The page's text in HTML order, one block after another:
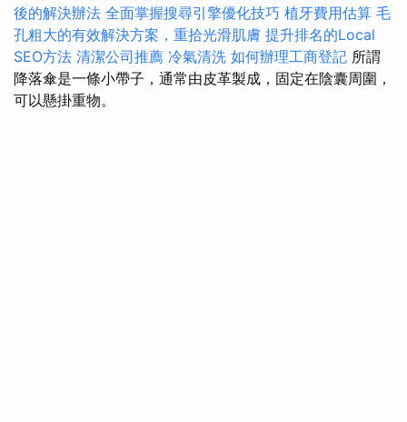
後的解決辦法 全面掌握搜尋引擎優化技巧 植牙費用估算 毛
孔粗大的有效解決方案，重拾光滑肌膚 提升排名的Local
SEO方法 清潔公司推薦 冷氣清洗 如何辦理工商登記 所謂
降落傘是一條小帶子，通常由皮革製成，固定在陰囊周圍，
可以懸掛重物。